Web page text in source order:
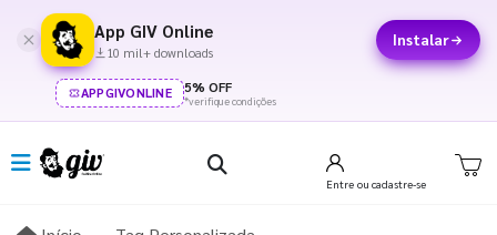
App GIV Online
10 mil+ downloads
Instalar
APPGIVONLINE 5% OFF
*verifique condições
Entre ou cadastre-se